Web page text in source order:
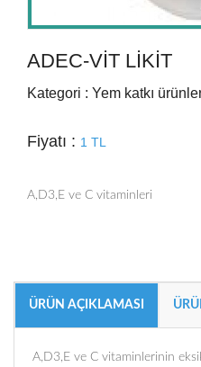
ADEC-VIT LIKIT
Kategori : Yem katkı
Fiyatı : 1 TL
A,D3,E ve C vitaminleri
ÜRÜN AÇIKLAMASI
A,D3,E ve C vitaminlerinin